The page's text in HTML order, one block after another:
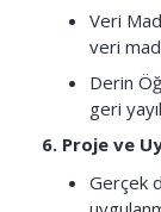
Veri
veri
Derin
geri
6. Proje ve
Gerçek